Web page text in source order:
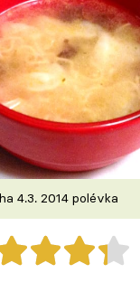
4.3. 2014 polévka